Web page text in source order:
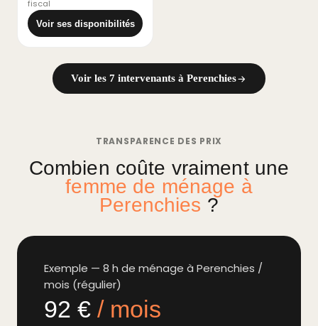
fiscal
Voir ses disponibilités
Voir les 7 intervenants à Perenchies
TRANSPARENCE DES PRIX
Combien coûte vraiment une
femme de ménage à
Perenchies ?
Exemple — 8 h de ménage à Perenchies /
mois (régulier)
92 € / mois